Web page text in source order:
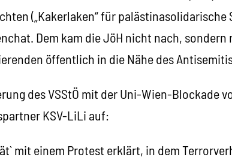
(„Kakerlaken“ für palästinasolidarische
Dem kam die JöH nicht nach,
öffentlich in die Nähe des
des VSStÖ mit der Uni-Wien-Blockade
KSV-LiLi auf:
mit einem Protest erklärt, in dem